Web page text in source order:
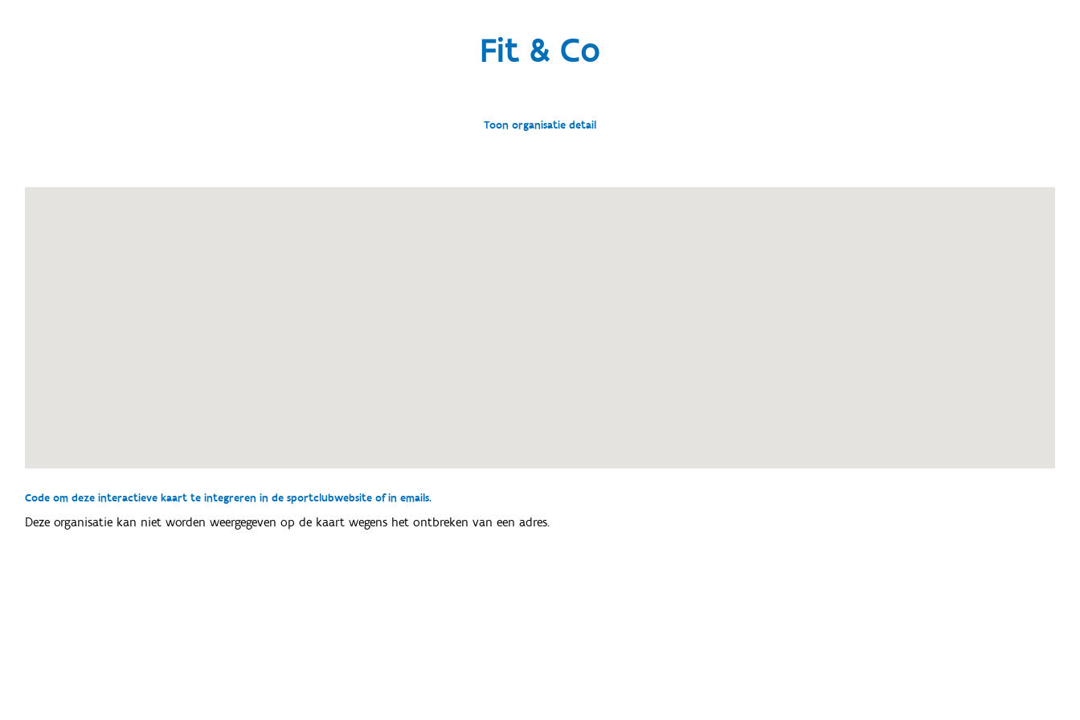
Fit & Co
Toon organisatie detail
Code om deze interactieve kaart te integreren in de sportclubwebsite of in emails.
Deze organisatie kan niet worden weergegeven op de kaart wegens het ontbreken van een adres.